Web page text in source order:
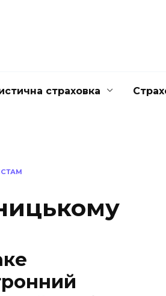
страховка